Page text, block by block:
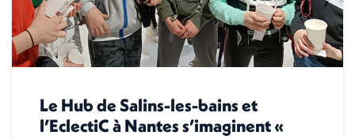
Le Hub de Salins-les-bains et
l’EclectiC à Nantes s’imaginent «